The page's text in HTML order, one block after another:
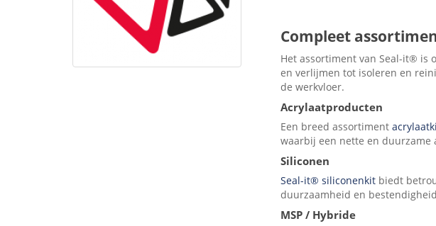
Compleet
Het assortiment van Seal-it® is
en verlijmen tot isoleren en
de werkvloer.
Acrylaatproducten
Een breed assortiment
waarbij een nette en duurzame
Siliconen
Seal-it® siliconenkitbiedt
duurzaamheid en
MSP / Hybride